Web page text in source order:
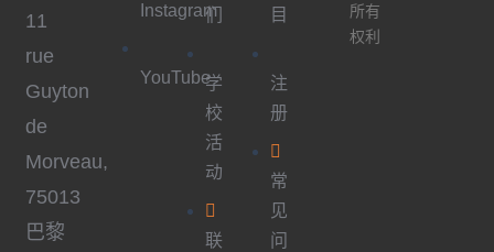
11
rue
Guyton
de
Morveau,
75013
巴黎
Instagram
YouTube
们
学
校
活
动
联
目
注
册
常
见
问
所有
权利